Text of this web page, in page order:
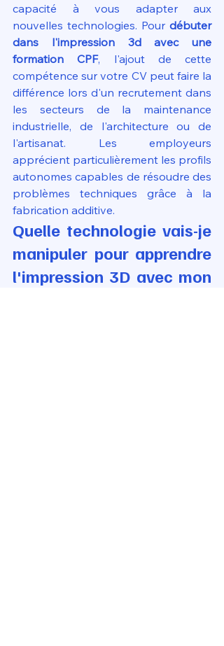
capacité à vous adapter aux
nouvelles technologies. Pour débuter
dans l'impression 3d avec une
formation CPF, l'ajout de cette
compétence sur votre CV peut faire la
différence lors d'un recrutement dans
les secteurs de la maintenance
industrielle, de l'architecture ou de
l'artisanat. Les employeurs
apprécient particulièrement les profils
autonomes capables de résoudre des
problèmes techniques grâce à la
fabrication additive.
Quelle technologie vais-je
manipuler pour apprendre
l'impression 3D avec mon